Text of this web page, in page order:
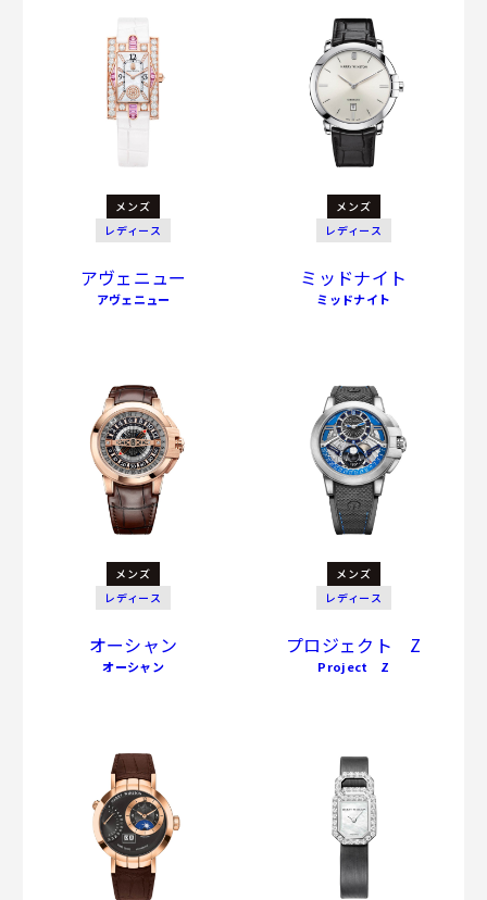
メンズ
レディース
アヴェニュー
アヴェニュー
メンズ
レディース
ミッドナイト
ミッドナイト
メンズ
レディース
オーシャン
オーシャン
メンズ
レディース
プロジェクト Z
Project Z